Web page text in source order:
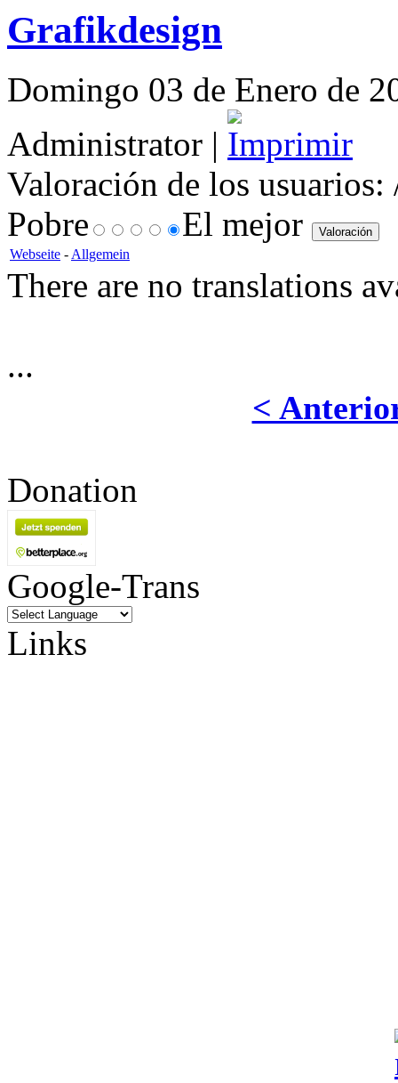
Grafikdesign
Domingo 03 de Enero de
Administrator |
Valoración de los usuarios:
Pobre
El mejor
Webseite - Allgemein
There are no translations
...
<
Donation
Google-Trans
Links